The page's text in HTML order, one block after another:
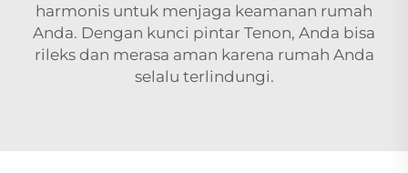
harmonis untuk menjaga keamanan rumah
Anda. Dengan kunci pintar Tenon, Anda bisa
rileks dan merasa aman karena rumah Anda
selalu terlindungi.